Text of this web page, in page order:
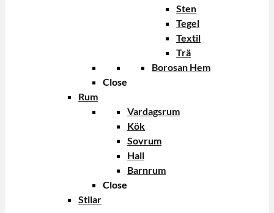
Sten
Tegel
Textil
Trä
Borosan Hem
Close
Rum
Vardagsrum
Kök
Sovrum
Hall
Barnrum
Close
Stilar